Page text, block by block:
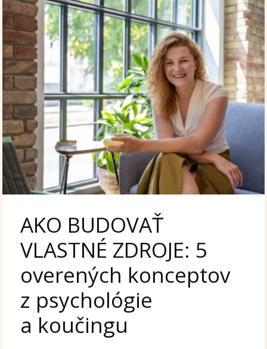
AKO BUDOVAŤ
VLASTNÉ ZDROJE: 5
overených konceptov
z psychológie
a koučingu